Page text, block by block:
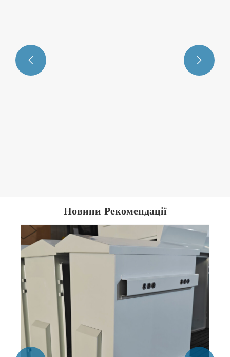
 
Новини Рекомендації